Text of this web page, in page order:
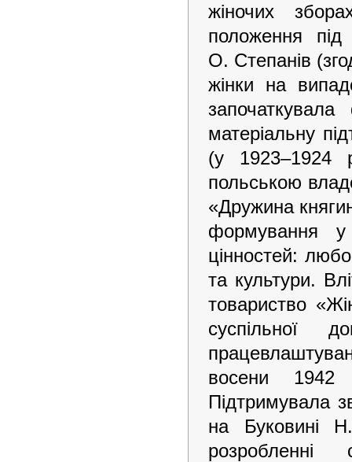
жіночих
положення
О. Степанів
жінки на
матеріальну
(у 1923–1924
польською
«Дружина
формування у
цінностей:
та культури.
товариство
суспільної
восени 1942
Підтримувала
на Буковині
розробленні